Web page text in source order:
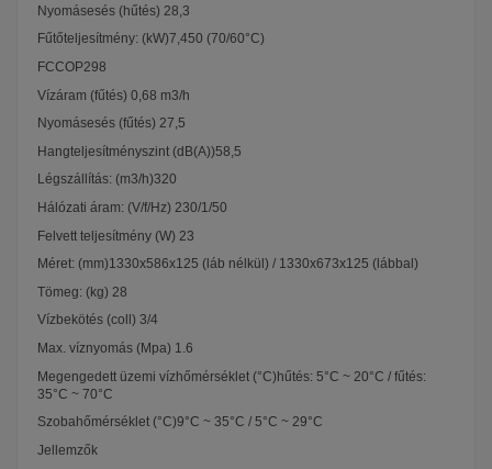
Nyomásesés (hűtés) 28,3
Fűtőteljesítmény: (kW)7,450 (70/60°C)
FCCOP298
Vízáram (fűtés) 0,68 m3/h
Nyomásesés (fűtés) 27,5
Hangteljesítményszint (dB(A))58,5
Légszállítás: (m3/h)320
Hálózati áram: (V/f/Hz) 230/1/50
Felvett teljesítmény (W) 23
Méret: (mm)1330x586x125 (láb nélkül) / 1330x673x125 (lábbal)
Tömeg: (kg) 28
Vízbekötés (coll) 3/4
Max. víznyomás (Mpa) 1.6
Megengedett üzemi vízhőmérséklet (°C)hűtés: 5°C ~ 20°C / fűtés:
35°C ~ 70°C
Szobahőmérséklet (°C)9°C ~ 35°C / 5°C ~ 29°C
Jellemzők